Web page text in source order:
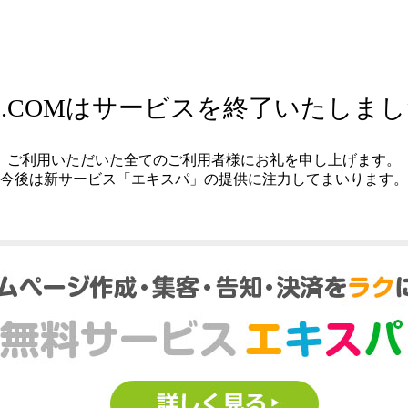
はサービスを終了いたしま
ご利用いただいた全てのご利用者様にお礼を申し上げます。
今後は新サービス「エキスパ」の提供に注力してまいります。